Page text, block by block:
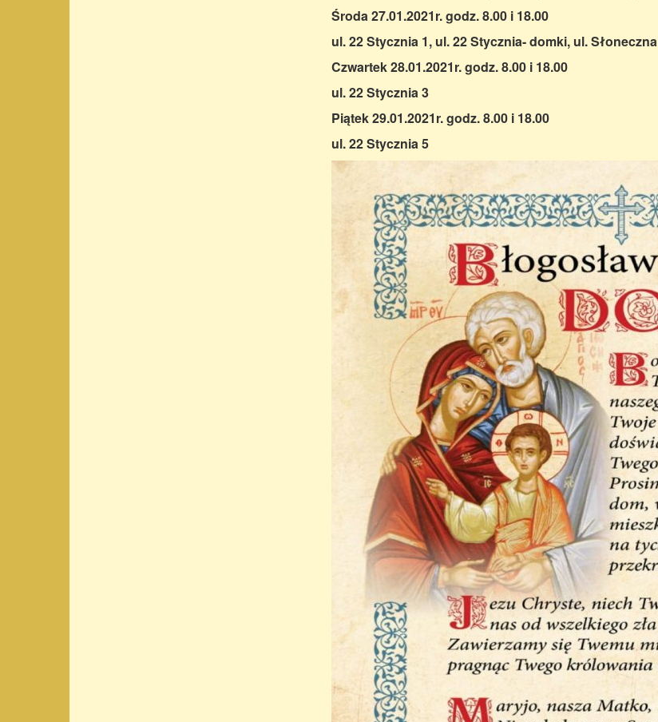
Środa 27.01.2021r. godz. 8.00 i 18.00
ul. 22 Stycznia 1, ul. 22 Stycznia- domki, ul. Słoneczna
Czwartek 28.01.2021r. godz. 8.00 i 18.00
ul. 22 Stycznia 3
Piątek 29.01.2021r. godz. 8.00 i 18.00
ul. 22 Stycznia 5